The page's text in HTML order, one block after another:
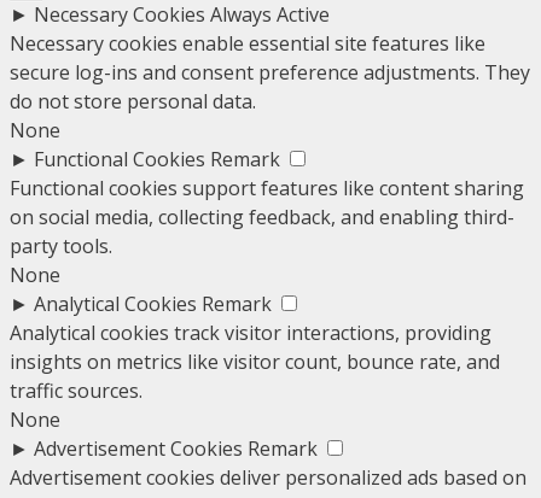
► Necessary Cookies Always Active
Necessary cookies enable essential site features like
secure log-ins and consent preference adjustments. They
do not store personal data.
None
► Functional Cookies Remark
Functional cookies support features like content sharing
on social media, collecting feedback, and enabling third-
party tools.
None
► Analytical Cookies Remark
Analytical cookies track visitor interactions, providing
insights on metrics like visitor count, bounce rate, and
traffic sources.
None
► Advertisement Cookies Remark
Advertisement cookies deliver personalized ads based on